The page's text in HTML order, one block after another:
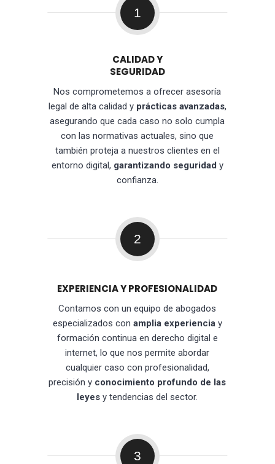
1
CALIDAD Y
SEGURIDAD
Nos comprometemos a ofrecer asesoría
legal de alta calidad y prácticas avanzadas,
asegurando que cada caso no solo cumpla
con las normativas actuales, sino que
también proteja a nuestros clientes en el
entorno digital, garantizando seguridad y
confianza.
2
EXPERIENCIA Y PROFESIONALIDAD
Contamos con un equipo de abogados
especializados con amplia experienciay
formación continua en derecho digital e
internet, lo que nos permite abordar
cualquier caso con profesionalidad,
precisión y conocimiento profundo de las
leyes y tendencias del sector.
3